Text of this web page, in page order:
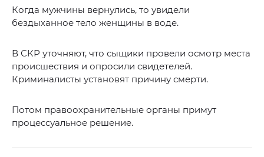
Когда мужчины вернулись, то увидели
бездыханное тело женщины в воде.
В СКР уточняют, что сыщики провели осмотр места
происшествия и опросили свидетелей.
Криминалисты установят причину смерти.
Потом правоохранительные органы примут
процессуальное решение.